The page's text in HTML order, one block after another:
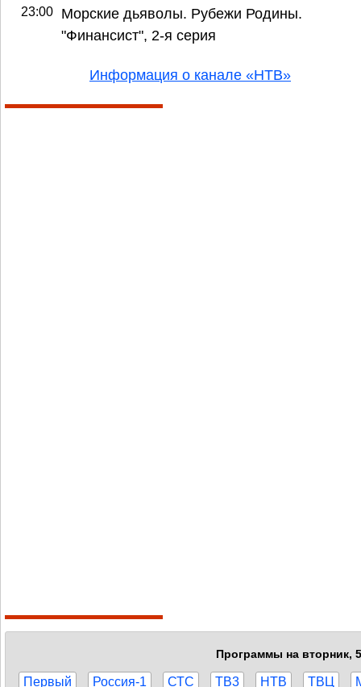
23:00
Морские дьяволы. Рубежи Родины.
"Финансист", 2-я серия
Информация о канале «НТВ»
Программы на вторник,
Первый Россия-1 СТС ТВ3 НТВ ТВЦ